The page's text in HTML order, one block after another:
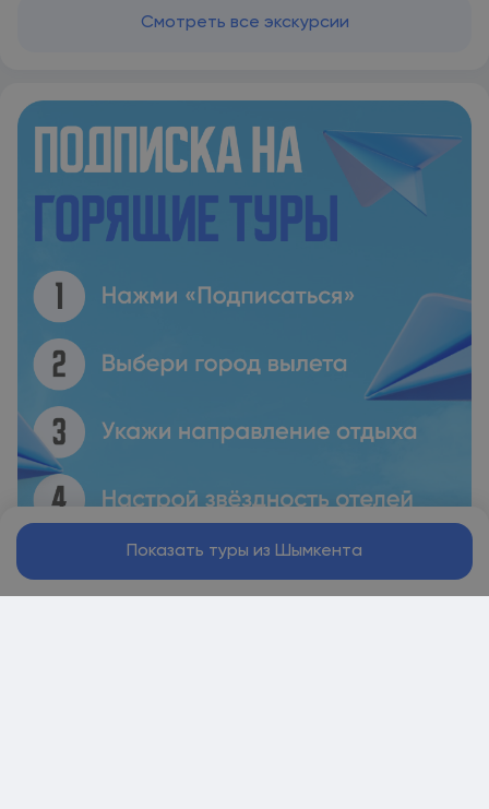
Смотреть все экскурсии
Показать туры из Шымкента